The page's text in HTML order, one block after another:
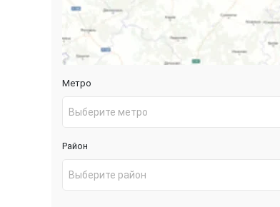
Метро
Выберите метро
Район
Выберите район